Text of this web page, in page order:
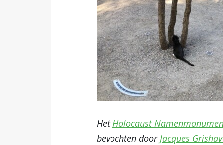
Het Holocaust
bevochten doorJacques